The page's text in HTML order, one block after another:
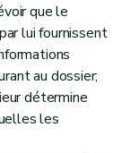
que le
lui fournissent
au dossier;
détermine
les